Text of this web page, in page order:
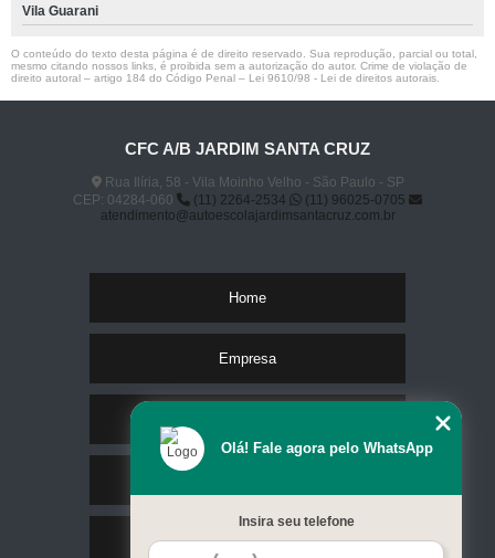
Vila Guarani
O conteúdo do texto desta página é de direito reservado. Sua reprodução, parcial ou total,
mesmo citando nossos links, é proibida sem a autorização do autor. Crime de violação de
direito autoral – artigo 184 do Código Penal – Lei 9610/98 - Lei de direitos autorais
CFC A/B JARDIM SANTA CRUZ
Rua Ilíria, 58 - Vila Moinho Velho - São Paulo - SP
CEP: 04284-060
(11) 2264-2534
(11) 96025-0705
atendimento@autoescolajardimsantacruz.com.br
Home
Empresa
Contato
Olá! Fale agora pelo WhatsApp
Insira seu telefone